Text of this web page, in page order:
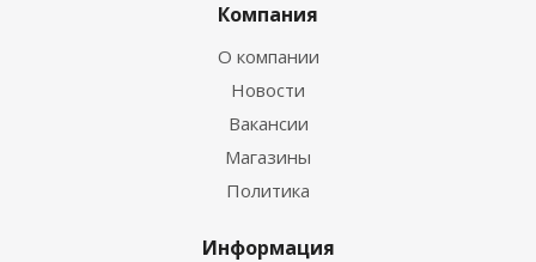
Компания
О компании
Новости
Вакансии
Магазины
Политика
Информация